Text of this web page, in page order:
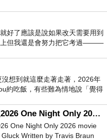
車站同名，於1953
好了應該是說如果改天需要用到
上但我還是會努力把它考過———
想到就這麼走著走著，2026年
約吃飯，有些難為情地說「覺得
電影一夜限定2026 One Night Only 2026 movie
One Night Only 2026 movie
Written by Travis Braun